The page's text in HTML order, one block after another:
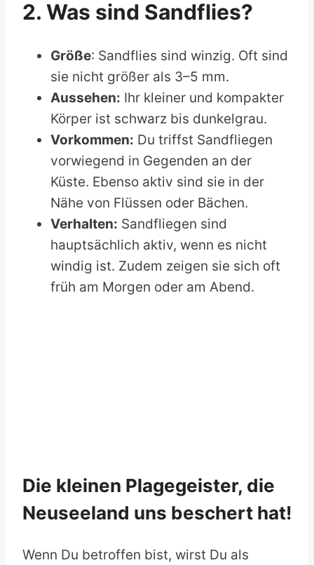
2. Was sind Sandflies?
Größe: Sandflies sind winzig. Oft sind
sie nicht größer als 3–5 mm.
Aussehen: Ihr kleiner und kompakter
Körper ist schwarz bis dunkelgrau.
Vorkommen: Du triffst Sandfliegen
vorwiegend in Gegenden an der
Küste. Ebenso aktiv sind sie in der
Nähe von Flüssen oder Bächen.
Verhalten: Sandfliegen sind
hauptsächlich aktiv, wenn es nicht
windig ist. Zudem zeigen sie sich oft
früh am Morgen oder am Abend.
Die kleinen Plagegeister, die
Neuseeland uns beschert hat!
Wenn Du betroffen bist, wirst Du als